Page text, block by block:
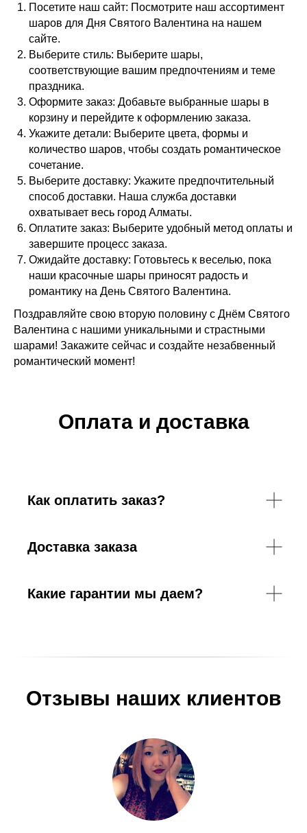
Посетите наш сайт: Посмотрите наш ассортимент
шаров для Дня Святого Валентина на нашем
сайте.
Выберите стиль: Выберите шары,
соответствующие вашим предпочтениям и теме
праздника.
Оформите заказ: Добавьте выбранные шары в
корзину и перейдите к оформлению заказа.
Укажите детали: Выберите цвета, формы и
количество шаров, чтобы создать романтическое
сочетание.
Выберите доставку: Укажите предпочтительный
способ доставки. Наша служба доставки
охватывает весь город Алматы.
Оплатите заказ: Выберите удобный метод оплаты и
завершите процесс заказа.
Ожидайте доставку: Готовьтесь к веселью, пока
наши красочные шары приносят радость и
романтику на День Святого Валентина.
Поздравляйте свою вторую половину с Днём Святого
Валентина с нашими уникальными и страстными
шарами! Закажите сейчас и создайте незабвенный
романтический момент!
Оплата и доставка
Как оплатить заказ?
Доставка заказа
Какие гарантии мы даем?
Отзывы наших клиентов